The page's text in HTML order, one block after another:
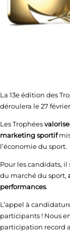
La 13e édition des
déroulera le 27
Les Trophées
marketing sportif
l’économie du sport.
Pour les candidats, il
du marché du sport,
performances.
L’appel à
participants ! Nous
participation record